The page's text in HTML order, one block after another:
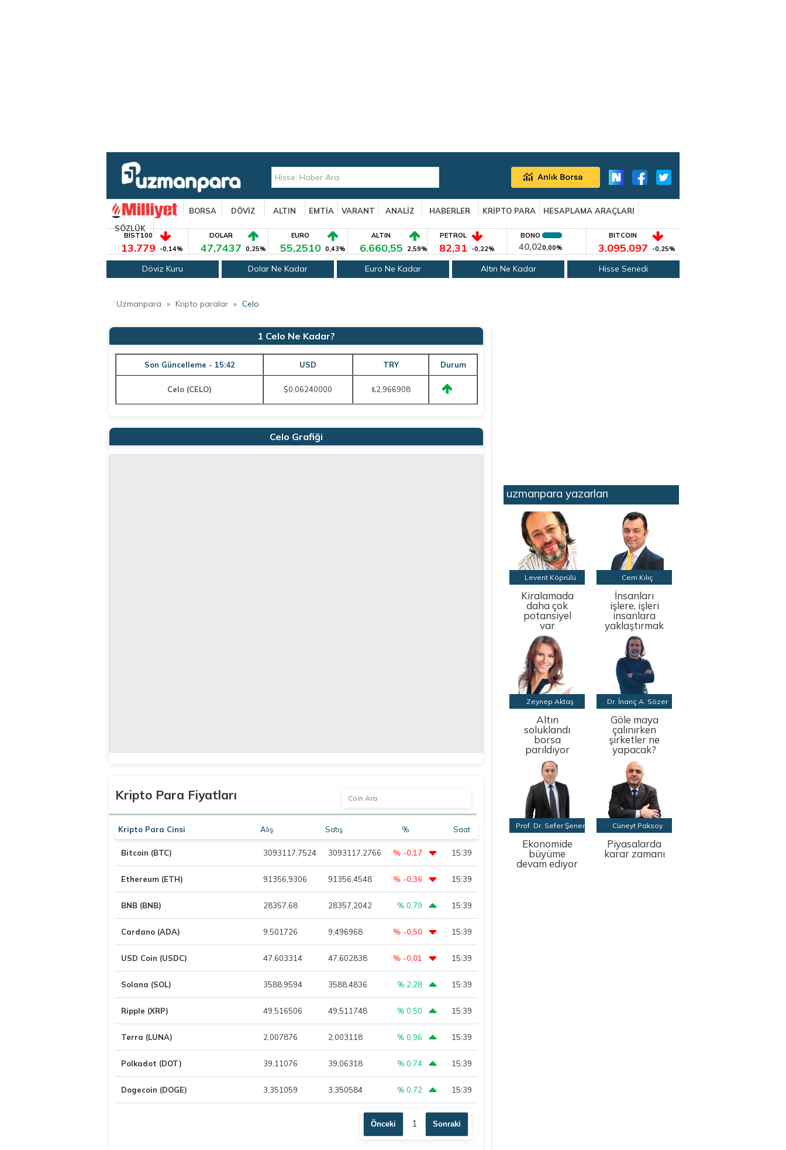
BORSA DÖVİZ ALTIN EMTİA VARANT ANALİZ HABERLER KRİPTO PARA
HESAPLAMA ARAÇLARI
SÖZLÜK
BIST100
13.779 -0,14%
DOLAR
47,7437 0,25%
EURO
55,2510 0,43%
ALTIN
6.660,55 2,59%
PETROL
82,31 -0,22%
BONO
40,020,00%
BITCOIN
3.095.097 -0,25%
Döviz Kuru Dolar Ne Kadar Euro Ne Kadar Altın Ne Kadar Hisse Senedi
Uzmanpara » Kripto paralar » Celo
1 Celo Ne Kadar?
Son Güncelleme - 15:42 USD TRY Durum
Celo (CELO) $0,06240000 ₺2,966908
Celo Grafiği
Kripto Para Fiyatları
Kripto Para Cinsi Alış Satış % Saat
Bitcoin (BTC) 3093117,7524 3093117,2766 % -0,17 15:39
Ethereum (ETH) 91356,9306 91356,4548 % -0,36 15:39
BNB (BNB) 28357,68 28357,2042 % 0,79 15:39
Cardano (ADA) 9,501726 9,496968 % -0,50 15:39
USD Coin (USDC) 47,603314 47,602838 % -0,01 15:39
Solana (SOL) 3588,9594 3588,4836 % 2,28 15:39
Ripple (XRP) 49,516506 49,511748 % 0,50 15:39
Terra (LUNA) 2,007876 2,003118 % 0,96 15:39
Polkadot (DOT) 39,11076 39,06318 % 0,74 15:39
Dogecoin (DOGE) 3,351059 3,350584 % 0,72 15:39
Önceki 1 Sonraki
uzmanpara yazarları
Levent Köprülü
Kiralamada
daha çok
potansiyel
var
Cem Kılıç
İnsanları
işlere, işleri
insanlara
yaklaştırmak
Zeynep Aktaş
Altın
soluklandı
borsa
parıldıyor
Dr. İnanç A. Sözer
Göle maya
çalınırken
şirketler ne
yapacak?
Prof. Dr. Sefer Şener
Ekonomide
büyüme
devam ediyor
Cüneyt Paksoy
Piyasalarda
karar zamanı